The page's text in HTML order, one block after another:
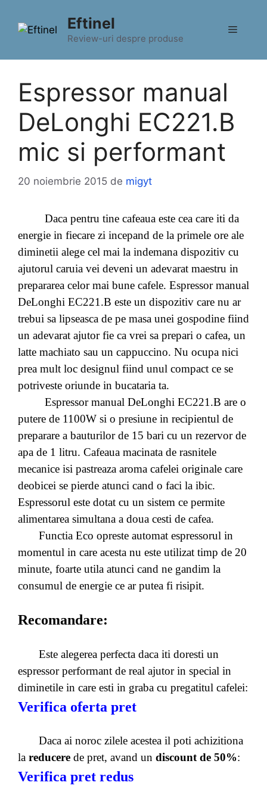
conținut
Eftinel
Review-uri despre produse
Meniu
Espressor manual
DeLonghi EC221.B
mic si performant
20 noiembrie 2015 de migyt
Daca pentru tine cafeaua este cea care iti da
energie in fiecare zi incepand de la primele ore ale
diminetii alege cel mai la indemana dispozitiv cu
ajutorul caruia vei deveni un adevarat maestru in
prepararea celor mai bune cafele. Espressor manual
DeLonghi EC221.B este un dispozitiv care nu ar
trebui sa lipseasca de pe masa unei gospodine fiind
un adevarat ajutor fie ca vrei sa prepari o cafea, un
latte machiato sau un cappuccino. Nu ocupa nici
prea mult loc designul fiind unul compact ce se
potriveste oriunde in bucataria ta.
Espressor manual DeLonghi EC221.B are o
putere de 1100W si o presiune in recipientul de
preparare a bauturilor de 15 bari cu un rezervor de
apa de 1 litru. Cafeaua macinata de rasnitele
mecanice isi pastreaza aroma cafelei originale care
deobicei se pierde atunci cand o faci la ibic.
Espressorul este dotat cu un sistem ce permite
alimentarea simultana a doua cesti de cafea.
Functia Eco opreste automat espressorul in
momentul in care acesta nu este utilizat timp de 20
minute, foarte utila atunci cand ne gandim la
consumul de energie ce ar putea fi risipit.
Recomandare:
Este alegerea perfecta daca iti doresti un
espressor performant de real ajutor in special in
diminetile in care esti in graba cu pregatitul cafelei:
Verifica oferta pret
Daca ai noroc zilele acestea il poti achizitiona
la reducere de pret, avand un discount de 50%:
Verifica pret redus